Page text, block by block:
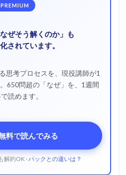
PREMIUM
ぜそう解くのか」も
されています。
思考プロセスを、現役講師が1
650問超の「なぜ」を、1週間
読めます。
料で読んでみる
解約OK · パックとの違いは？